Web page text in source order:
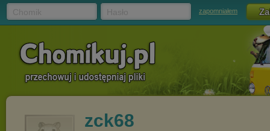
zapomniałem
zck68